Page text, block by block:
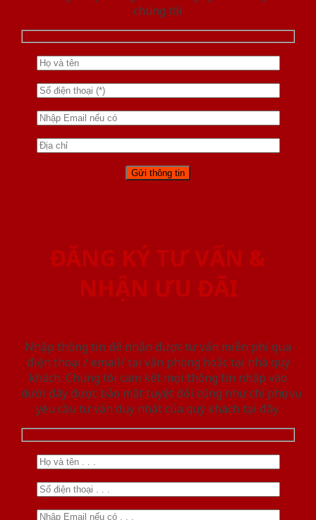
chúng tôi
ĐĂNG KÝ TƯ VẤN &
NHẬN ƯU ĐÃI
Nhập thông tin để nhận được tư vấn miễn phí qua
điện thoại / email/ tại văn phòng hoặc tại nhà quý
khách. Chúng tôi cam kết mọi thông tin nhập vào
dưới đây được bảo mật tuyệt đối cũng như chỉ phục vụ
yêu cầu tư vấn duy nhất của quý khách tại đây.